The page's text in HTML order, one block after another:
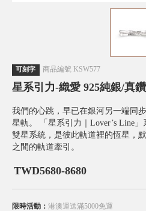
可刻字 商品編號 KSW577
星系引力-織愛 925純銀/真
我們的心跳，早已在銀河另一端同
星軌。 「星系引力｜Lover’s Line
雙星系統，是彼此軌道裡的恆星，
之間的軌道牽引。
TWD5680-8680
限時活動： 港澳運送滿5000免運